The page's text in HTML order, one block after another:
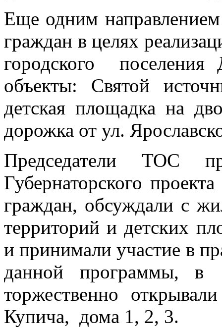
Еще одним направлением
граждан в целях
городского
объекты: Святой
детская площадка на
дорожка от ул.
Председатели ТОС
Губернаторского
граждан, обсуждали с
территорий и детских
и принимали участие в
данной программы, в
торжественно
Купича, дома 1, 2, 3.